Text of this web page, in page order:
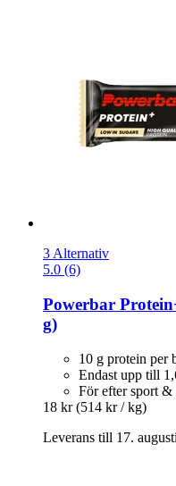
3 Alternativ
5.0 (6)
Powerbar
g)
10 g protein per
Endast upp till
För efter sport &
18 kr (514 kr / kg)
Leverans till 17. augusti